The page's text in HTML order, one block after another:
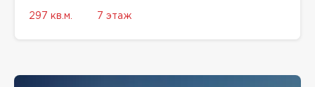
297 кв.м. 7 этаж